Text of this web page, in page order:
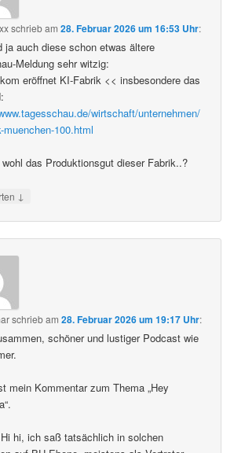
schriebam28. Februar 2026 um 16:53 Uhr:
ja auch diese schon etwas ältere
Meldung sehr witzig:
eröffnet KI-Fabrik << insbesondere das
wirtschaft/unternehmen/
muenchen-100.html
das Produktionsgut dieser Fabrik..?
↓
schriebam28. Februar 2026 um 19:17 Uhr:
schöner und lustiger Podcast wie
mein Kommentar zum Thema „Hey
hi, ich saß tatsächlich in solchen